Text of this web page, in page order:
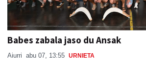
Babes zabala jaso du Ansak
Aiurri abu 07, 13:55 URNIETA